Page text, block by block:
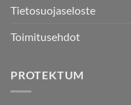
Tietosuojaseloste
Toimitusehdot
PROTEKTUM